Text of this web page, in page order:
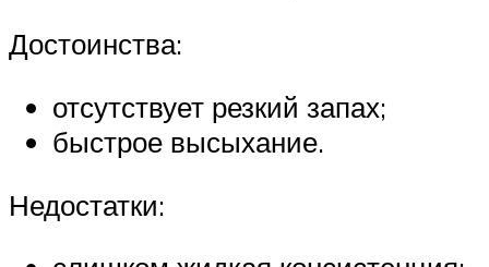
Достоинства:
отсутствует резкий запах;
быстрое высыхание.
Недостатки: